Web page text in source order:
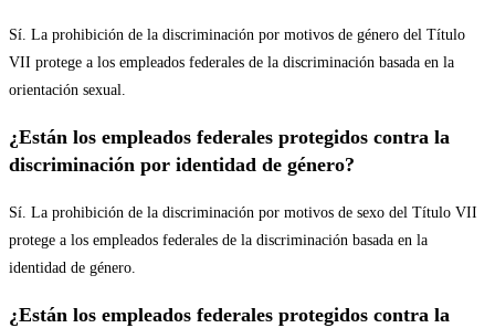
Sí. La prohibición de la discriminación por motivos de género del Título
VII protege a los empleados federales de la discriminación basada en la
orientación sexual.
¿Están los empleados federales protegidos contra la
discriminación por identidad de género?
Sí. La prohibición de la discriminación por motivos de sexo del Título VII
protege a los empleados federales de la discriminación basada en la
identidad de género.
¿Están los empleados federales protegidos contra la